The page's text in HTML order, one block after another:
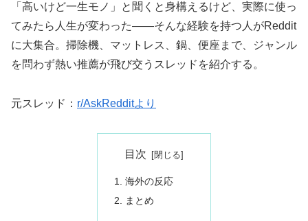
「高いけど一生モノ」と聞くと身構えるけど、実際に使っ
てみたら人生が変わった――そんな経験を持つ人がReddit
に大集合。掃除機、マットレス、鍋、便座まで、ジャンル
を問わず熱い推薦が飛び交うスレッドを紹介する。
元スレッド： r/AskRedditより
目次
海外の反応
まとめ